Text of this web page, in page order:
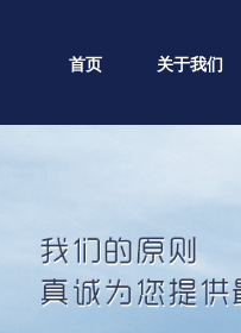
首页 关于我们